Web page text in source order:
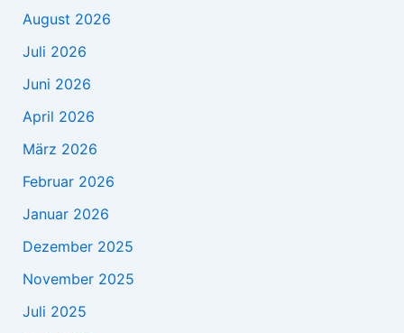
August 2026
Juli 2026
Juni 2026
April 2026
März 2026
Februar 2026
Januar 2026
Dezember 2025
November 2025
Juli 2025